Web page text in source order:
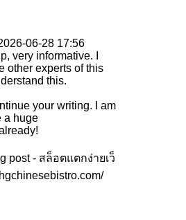
06-28 17:56
very informative. I
other experts of this
this.
your writing. I am
a huge
post - สล็อตแตกง่ายเว็